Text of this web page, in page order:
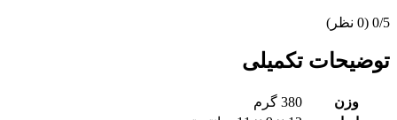
‫0/5 ‫(0 نظر)
توضیحات تکمیلی
وزن
380 گرم